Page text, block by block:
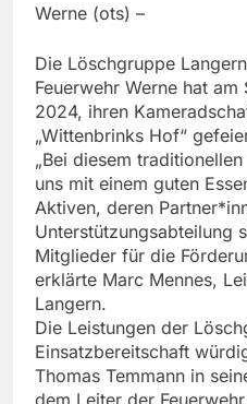
Werne (ots) –
Die Löschgruppe
Feuerwehr Werne hat
2024, ihren
„Wittenbrinks Hof“
„Bei diesem
uns mit einem guten
Aktiven, deren
Unterstützungsabteilung
Mitglieder für die
erklärte Marc Mennes,
Langern.
Die Leistungen der
Einsatzbereitschaft
Thomas Temmann in
dem Leiter der